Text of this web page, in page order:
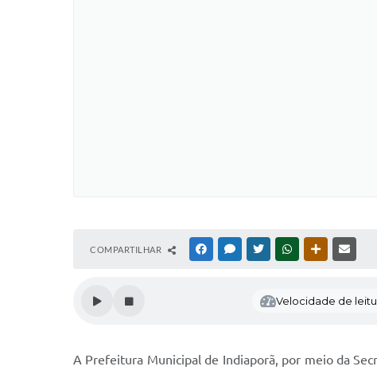
COMPARTILHAR FACEBOOKMESSENGER
TWITTERWHATSAPPOUTRAS
Velocidade de
A Prefeitura Municipal de Indiaporã, por meio da